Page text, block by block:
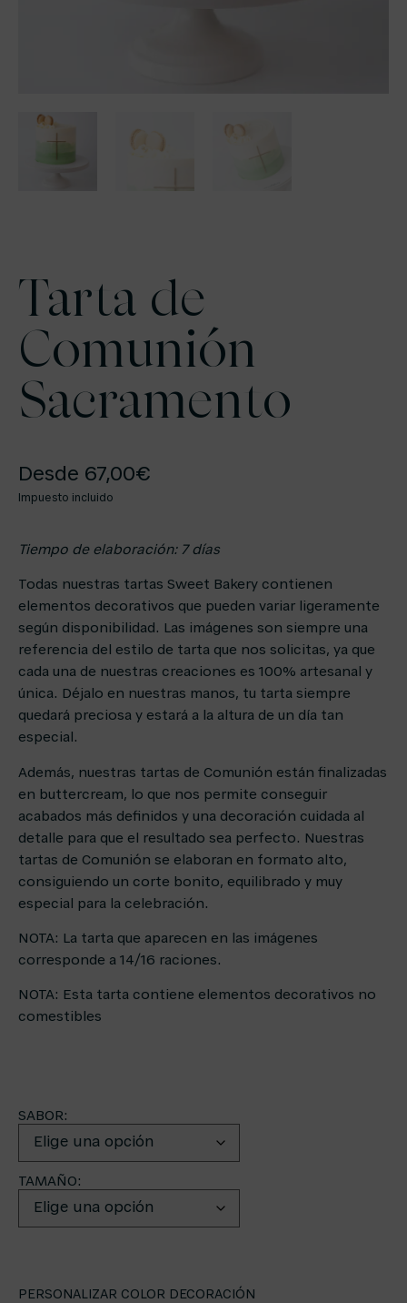
Tarta de
Comunión
Sacramento
Desde 67,00€
Impuesto incluido
Tiempo de elaboración: 7 días
Todas nuestras tartas Sweet Bakery contienen
elementos decorativos que pueden variar ligeramente
según disponibilidad. Las imágenes son siempre una
referencia del estilo de tarta que nos solicitas, ya que
cada una de nuestras creaciones es 100% artesanal y
única. Déjalo en nuestras manos, tu tarta siempre
quedará preciosa y estará a la altura de un día tan
especial.
Además, nuestras tartas de Comunión están finalizadas
en buttercream, lo que nos permite conseguir
acabados más definidos y una decoración cuidada al
detalle para que el resultado sea perfecto. Nuestras
tartas de Comunión se elaboran en formato alto,
consiguiendo un corte bonito, equilibrado y muy
especial para la celebración.
NOTA: La tarta que aparecen en las imágenes
corresponde a 14/16 raciones.
NOTA: Esta tarta contiene elementos decorativos no
comestibles
SABOR:
TAMAÑO:
PERSONALIZAR COLOR DECORACIÓN